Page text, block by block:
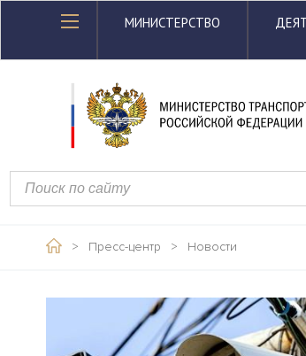
МИНИСТЕРСТВО
> Пресс-центр > Новости